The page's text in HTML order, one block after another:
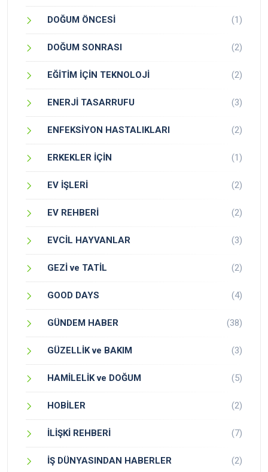
DOĞUM ÖNCESİ (1)
DOĞUM SONRASI (2)
EĞİTİM İÇİN TEKNOLOJİ (2)
ENERJİ TASARRUFU (3)
ENFEKSİYON HASTALIKLARI (2)
ERKEKLER İÇİN (1)
EV İŞLERİ (2)
EV REHBERİ (2)
EVCİL HAYVANLAR (3)
GEZİ ve TATİL (2)
GOOD DAYS (4)
GÜNDEM HABER (38)
GÜZELLİK ve BAKIM (3)
HAMİLELİK ve DOĞUM (5)
HOBİLER (2)
İLİŞKİ REHBERİ (7)
İŞ DÜNYASINDAN HABERLER (2)